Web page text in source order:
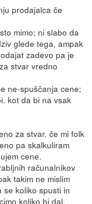
prodajalca če
mimo; ni slabo da
glede tega, ampak
zadevo pa je
stvar vredno
ne-spuščanja cene;
kot da bi na vsak
za stvar. če mi folk
pa skalkuliram
cene.
računalnikov
takim ne mislim
se koliko spusti in
koliko bi dal,